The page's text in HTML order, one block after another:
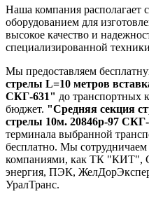
Наша компания располагает
оборудованием для
высокое качество и
специализированной
Мы предоставляем
стрелы L=10 метров
СКГ-631" до транспортных
бюджет. "Средняя секция
стрелы 10м. 20846р-97
терминала выбранной
бесплатно. Мы
компаниями, как ТК "КИТ",
энергия, ПЭК,
УралТранс.